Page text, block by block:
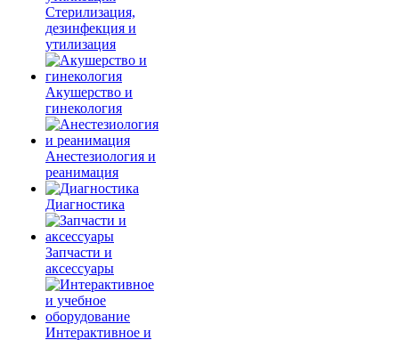
Стерилизация,
дезинфекция и
утилизация
Акушерство и
гинекология
Анестезиология и
реанимация
Диагностика
Запчасти и
аксессуары
Интерактивное и